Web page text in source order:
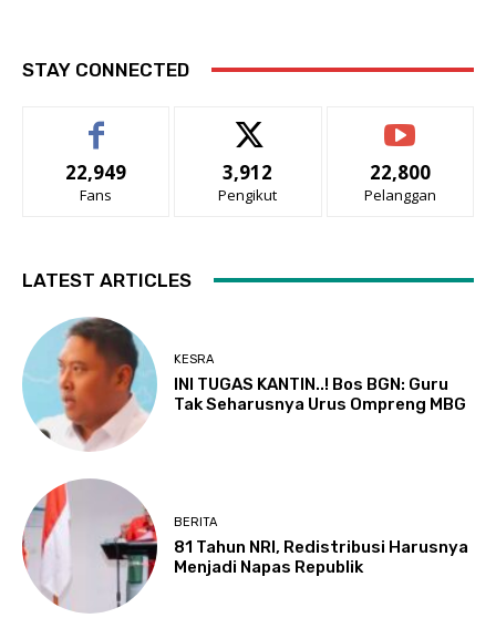
STAY CONNECTED
22,949
Fans
3,912
Pengikut
22,800
Pelanggan
LATEST ARTICLES
KESRA
INI TUGAS KANTIN..! Bos BGN: Guru
Tak Seharusnya Urus Ompreng MBG
BERITA
81 Tahun NRI, Redistribusi Harusnya
Menjadi Napas Republik